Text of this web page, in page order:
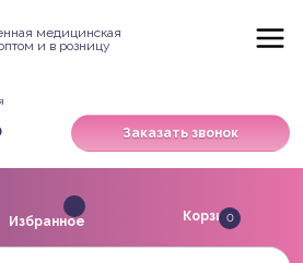
медицинская
и в розницу
Заказать звонок
Избранное 0
Корзина